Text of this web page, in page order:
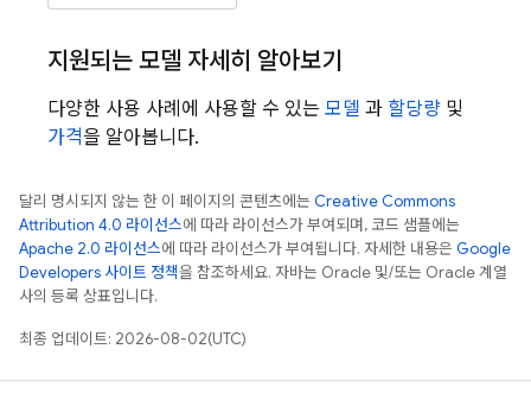
지원되는 모델 자세히 알아보기
다양한 사용 사례에 사용할 수 있는 모델 과 할당량 및
가격을 알아봅니다.
달리 명시되지 않는 한 이 페이지의 콘텐츠에는 Creative Commons
Attribution 4.0 라이선스에 따라 라이선스가 부여되며, 코드 샘플에는
Apache 2.0 라이선스에 따라 라이선스가 부여됩니다. 자세한 내용은 Google
Developers 사이트 정책을 참조하세요. 자바는 Oracle 및/또는 Oracle 계열
사의 등록 상표입니다.
최종 업데이트: 2026-08-02(UTC)